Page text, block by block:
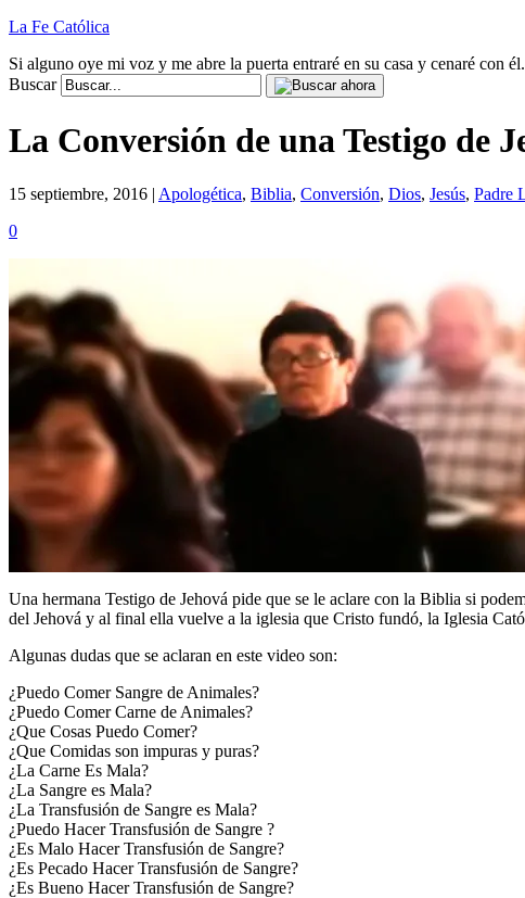
La Fe Católica
Si alguno oye mi voz y me abre la puerta entraré en su casa y cenaré con él.
Buscar
La Conversión de una Testigo de
15 septiembre, 2016 | Apologética, Biblia, Conversión, Dios, Jesús, Padre
0
Una hermana Testigo de Jehová pide que se le aclare con la Biblia si
del Jehová y al final ella vuelve a la iglesia que Cristo fundó, la Iglesia
Algunas dudas que se aclaran en este video son:
¿Puedo Comer Sangre de Animales?
¿Puedo Comer Carne de Animales?
¿Que Cosas Puedo Comer?
¿Que Comidas son impuras y puras?
¿La Carne Es Mala?
¿La Sangre es Mala?
¿La Transfusión de Sangre es Mala?
¿Puedo Hacer Transfusión de Sangre ?
¿Es Malo Hacer Transfusión de Sangre?
¿Es Pecado Hacer Transfusión de Sangre?
¿Es Bueno Hacer Transfusión de Sangre?